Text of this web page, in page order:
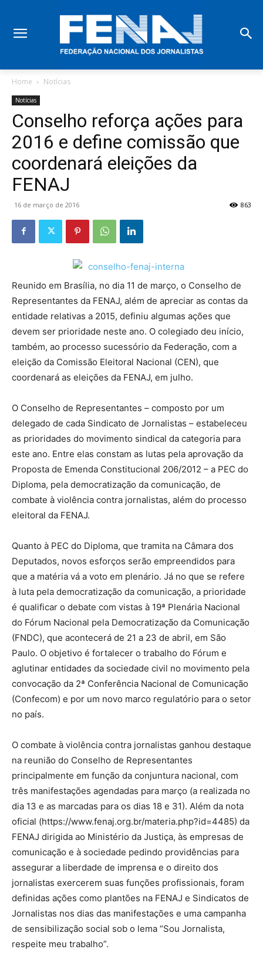
Home Notícias
Notícias
Conselho reforça ações para
2016 e define comissão que
coordenará eleições da
FENAJ
16 de março de 2016 863
Reunido em Brasília, no dia 11 de março, o Conselho de
Representantes da FENAJ, além de apreciar as contas da
entidade relativas a 2015, definiu algumas ações que
devem ser prioridade neste ano. O colegiado deu início,
também, ao processo sucessório da Federação, com a
eleição da Comissão Eleitoral Nacional (CEN), que
coordenará as eleições da FENAJ, em julho.
O Conselho de Representantes – composto por um
delegado de cada Sindicato de Jornalistas – estabeleceu
as prioridades do movimento sindical da categoria para
este ano. Entre elas constam as lutas pela aprovação da
Proposta de Emenda Constitucional 206/2012 – a PEC do
Diploma, pela democratização da comunicação, de
combate à violência contra jornalistas, além do processo
eleitoral da FENAJ.
Quanto à PEC do Diploma, que tramita na Câmara dos
Deputados, novos esforços serão empreendidos para
que a matéria vá a voto em plenário. Já no que se refere
à luta pela democratização da comunicação, a prioridade
é qualificar o debate com vistas à 19ª Plenária Nacional
do Fórum Nacional pela Democratização da Comunicação
(FNDC), que acontecerá de 21 a 23 de abril, em São
Paulo. O objetivo é fortalecer o trabalho do Fórum e
aglutinar entidades da sociedade civil no movimento pela
convocação da 2ª Conferência Nacional de Comunicação
(Confecom) e por um novo marco regulatório para o setor
no país.
O combate à violência contra jornalistas ganhou destaque
na reunião do Conselho de Representantes
principalmente em função da conjuntura nacional, com
três manifestações agendadas para março (a realizada no
dia 13 e as marcadas para os dias 18 e 31). Além da nota
oficial (https://www.fenaj.org.br/materia.php?id=4485) da
FENAJ dirigida ao Ministério da Justiça, às empresas de
comunicação e à sociedade pedindo providências para
assegurar a liberdade de imprensa e o direito dos
jornalistas exercerem suas funções profissionais, foram
definidas ações como plantões na FENAJ e Sindicatos de
Jornalistas nos dias das manifestações e uma campanha
de sensibilização social sob o lema “Sou Jornalista,
respeite meu trabalho”.